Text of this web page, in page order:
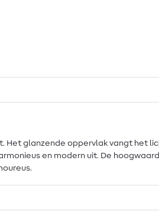
Het glanzende oppervlak vangt het
en modern uit. De